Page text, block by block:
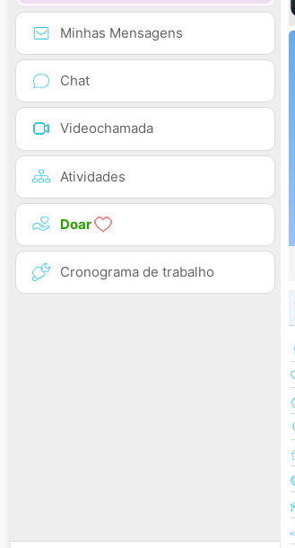
Minhas Mensagens
Chat
Videochamada
Atividades
Doar
Cronograma de trabalho